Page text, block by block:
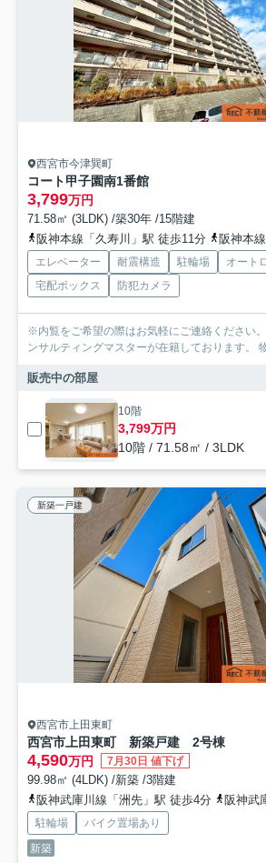
西宮市今津巽町
コート甲子園南1番館
3,799万円
71.58㎡ (3LDK) /築30年 /15階建
阪神本線「久寿川」駅 徒歩11分
阪神本線
エレベーター 耐震構造 駐輪場
オート
宅配ボックス
防犯カメラ
※内覧をご希望の際はお気軽にご連絡ください。 弊社には公認不動産コ
ンサルティングマスターが在籍しております。
販売中の部屋
10階
3,799万円
10階 / 71.58㎡ / 3LDK
新築一戸建
西宮市上田東町
西宮市上田東町 新築戸建 2号棟
4,590万円 7月30日 値下げ
99.98㎡ (4LDK) /新築 /3階建
阪神武庫川線「洲先」駅 徒歩4分
阪神武庫川
駐輪場
バイク置場あり
新築